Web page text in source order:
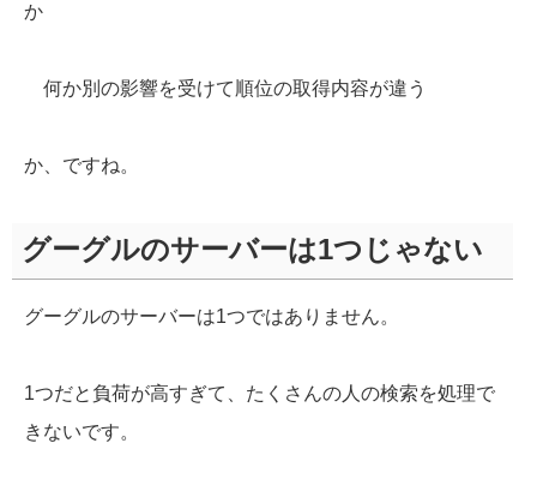
か
何か別の影響を受けて順位の取得内容が違う
か、ですね。
グーグルのサーバーは1つじゃない
グーグルのサーバーは1つではありません。
1つだと負荷が高すぎて、たくさんの人の検索を処理で
きないです。